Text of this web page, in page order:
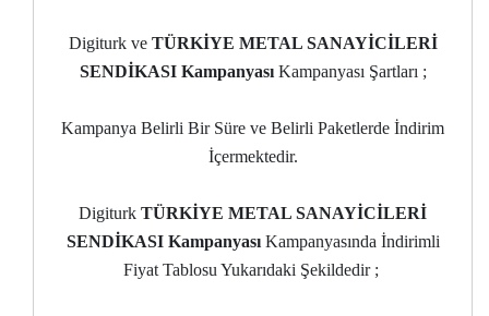
Digiturk ve TÜRKİYE METAL SANAYİCİLERİ
SENDİKASI KampanyasıKampanyası Şartları ;
Kampanya Belirli Bir Süre ve Belirli Paketlerde İndirim
İçermektedir.
Digiturk TÜRKİYE METAL SANAYİCİLERİ
SENDİKASI KampanyasıKampanyasında İndirimli
Fiyat Tablosu Yukarıdaki Şekildedir ;